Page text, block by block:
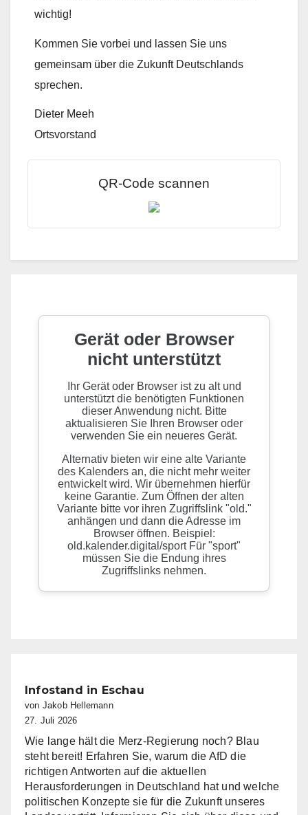
wichtig!
Kommen Sie vorbei und lassen Sie uns
gemeinsam über die Zukunft Deutschlands
sprechen.
Dieter Meeh
Ortsvorstand
QR-Code scannen
Infostand in Eschau
von Jakob Hellemann
27. Juli 2026
Wie lange hält die Merz-Regierung noch? Blau
steht bereit! Erfahren Sie, warum die AfD die
richtigen Antworten auf die aktuellen
Herausforderungen in Deutschland hat und welche
politischen Konzepte sie für die Zukunft unseres